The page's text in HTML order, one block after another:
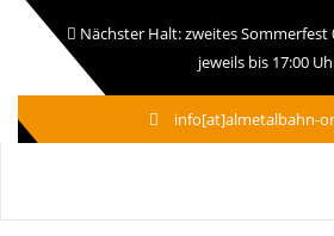
Nächster Halt: zweites Sommerfest
jeweils bis 17:00
info[at]almetalbahn-